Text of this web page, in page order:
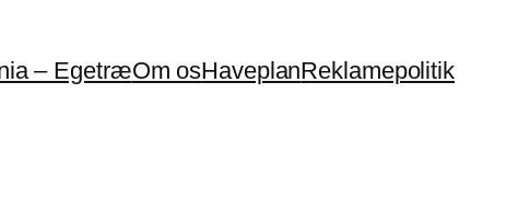
– EgetræOm osHaveplanReklamepolitik